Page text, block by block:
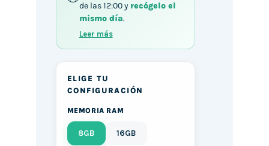
de las 12:00 y recógelo el
mismo día.
Leer más
ELIGE TU
CONFIGURACIÓN
MEMORIA RAM
8GB 16GB